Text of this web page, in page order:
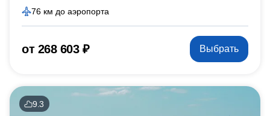
76 км до аэропорта
от 268 603 ₽ Выбрать
9.3